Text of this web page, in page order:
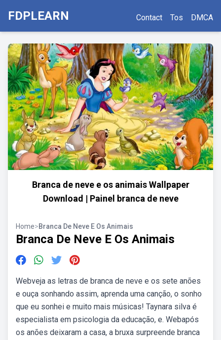
FDPLEARN Contact Tos DMCA
Branca de neve e os animais Wallpaper
Download | Painel branca de neve
Home>Branca De Neve E Os Animais
Branca De Neve E Os Animais
Webveja as letras de branca de neve e os sete anões
e ouça sonhando assim, aprenda uma canção, o sonho
que eu sonhei e muito mais músicas! Taynara silva é
especialista em psicologia da educação, e. Webapós
os anões deixaram a casa, a bruxa surpreende branca